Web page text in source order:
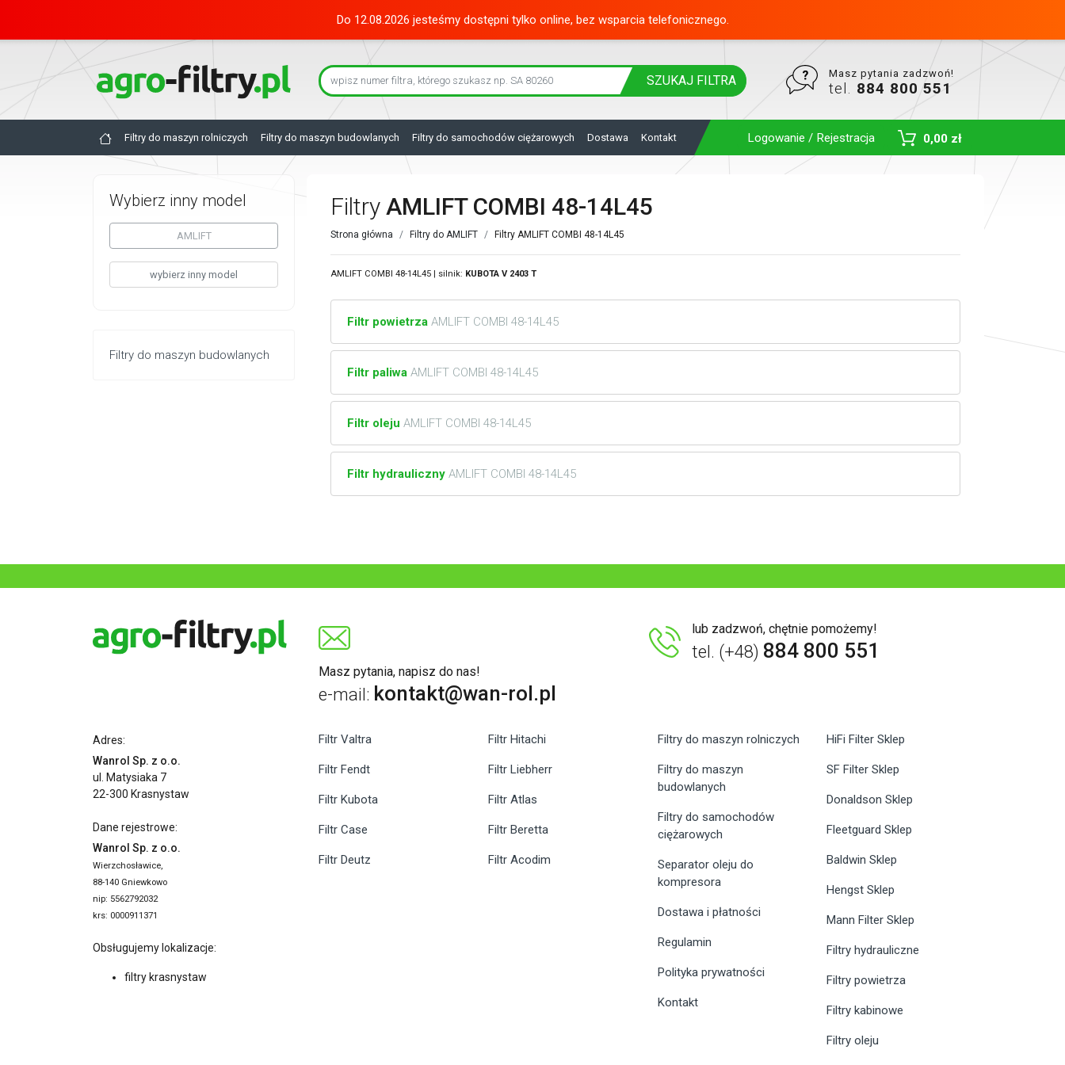
Do 12.08.2026 jesteśmy dostępni tylko online, bez wsparcia telefonicznego.
SZUKAJ FILTRA Masz pytania zadzwoń!
tel. 884 800 551
Filtry do maszyn rolniczych Filtry do maszyn budowlanych Filtry do samochodów ciężarowych Dostawa Kontakt Logowanie / Rejestracja 0,00 zł
Toggle Dropdown
Wybierz inny model
AMLIFT
wybierz inny model
Filtry do maszyn budowlanych
Filtry AMLIFT COMBI 48-14L45
Strona główna Filtry do AMLIFT Filtry AMLIFT COMBI 48-14L45
AMLIFT COMBI 48-14L45 | silnik: KUBOTA V 2403 T
Filtr powietrza AMLIFT COMBI 48-14L45
Filtr paliwa AMLIFT COMBI 48-14L45
Filtr oleju AMLIFT COMBI 48-14L45
Filtr hydrauliczny AMLIFT COMBI 48-14L45
Masz pytania, napisz do nas!
e-mail: kontakt@wan-rol.pl
lub zadzwoń, chętnie pomożemy!
tel. (+48) 884 800 551
Adres:
Wanrol Sp. z o.o.
ul. Matysiaka 7
22-300 Krasnystaw
Dane rejestrowe:
Wanrol Sp. z o.o.
Wierzchosławice,
88-140 Gniewkowo
nip: 5562792032
krs: 0000911371
Obsługujemy lokalizacje:
filtry krasnystaw
Filtr Valtra
Filtr Fendt
Filtr Kubota
Filtr Case
Filtr Deutz
Filtr Hitachi
Filtr Liebherr
Filtr Atlas
Filtr Beretta
Filtr Acodim
Filtry do maszyn rolniczych
Filtry do maszyn
budowlanych
Filtry do samochodów
ciężarowych
Separator oleju do
kompresora
Dostawa i płatności
Regulamin
Polityka prywatności
Kontakt
HiFi Filter Sklep
SF Filter Sklep
Donaldson Sklep
Fleetguard Sklep
Baldwin Sklep
Hengst Sklep
Mann Filter Sklep
Filtry hydrauliczne
Filtry powietrza
Filtry kabinowe
Filtry oleju